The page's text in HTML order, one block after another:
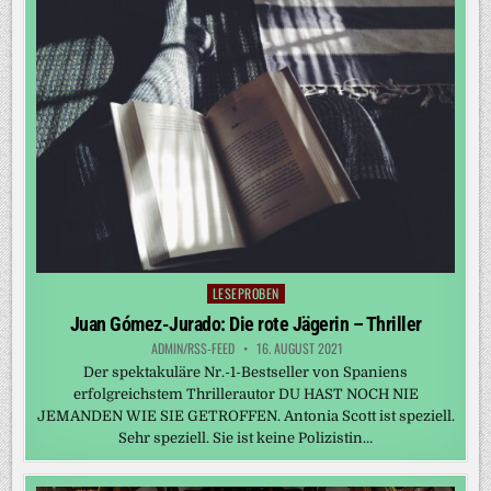
Posted
in
LESEPROBEN
Juan Gómez-Jurado: Die rote Jägerin – Thriller
ADMIN/RSS-FEED 16. AUGUST 2021
Der spektakuläre Nr.-1-Bestseller von Spaniens
erfolgreichstem Thrillerautor DU HAST NOCH NIE
JEMANDEN WIE SIE GETROFFEN. Antonia Scott ist speziell.
Sehr speziell. Sie ist keine Polizistin…